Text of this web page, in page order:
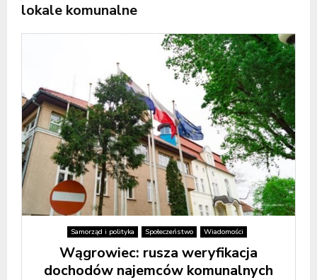
lokale komunalne
Samorząd i polityka Społeczeństwo Wiadomości
Wągrowiec: rusza weryfikacja
dochodów najemców komunalnych